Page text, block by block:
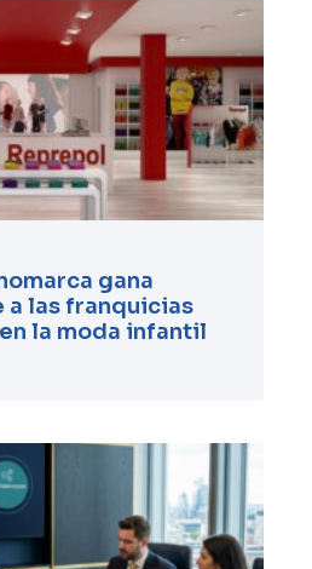
gana
las franquicias
la moda infantil